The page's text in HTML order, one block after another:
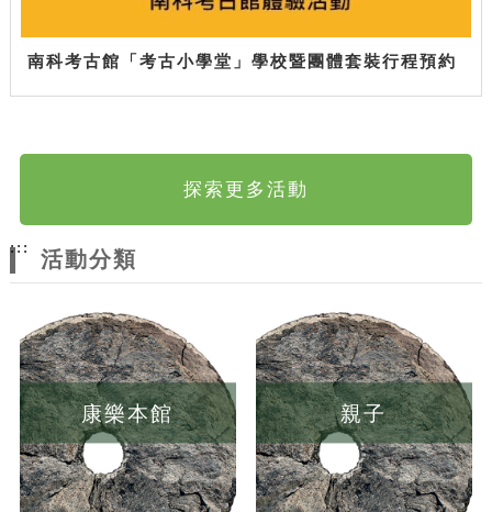
南科考古館「考古小學堂」學校暨團體套裝行程預約
探索更多活動
:::
活動分類
康樂本館 親子